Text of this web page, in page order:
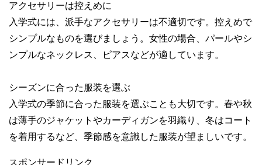
アクセサリーは控えめに
入学式には、派手なアクセサリーは不適切です。控えめで
シンプルなものを選びましょう。女性の場合、パールやシ
ンプルなネックレス、ピアスなどが適しています。
シーズンに合った服装を選ぶ
入学式の季節に合った服装を選ぶことも大切です。春や秋
は薄手のジャケットやカーディガンを羽織り、冬はコート
を着用するなど、季節感を意識した服装が望ましいです。
スポンサードリンク